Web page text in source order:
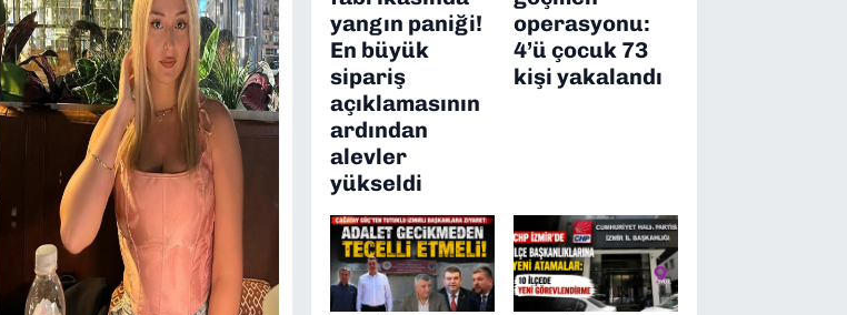
yangın paniği!
En büyük
sipariş
açıklamasının
ardından
alevler
yükseldi
operasyonu:
4’ü çocuk 73
kişi yakalandı